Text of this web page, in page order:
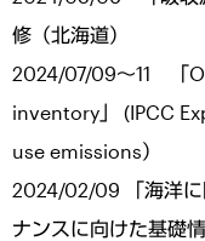
修（北海道）
2024/07/09～11 「
inventory」 (IPCC
use emissions）
2024/02/09 「海洋に
ナンスに向けた基礎